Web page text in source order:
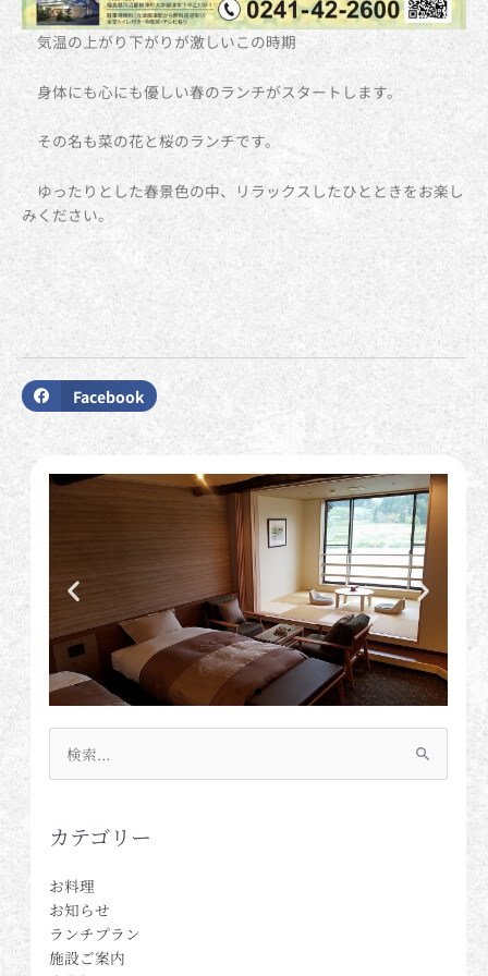
気温の上がり下がりが激しいこの時期
身体にも心にも優しい春のランチがスタートします。
その名も菜の花と桜のランチです。
ゆったりとした春景色の中、リラックスしたひとときをお楽し
みください。
Facebook
索
象:
カテゴリー
お料理
お知らせ
ランチプラン
施設ご案内